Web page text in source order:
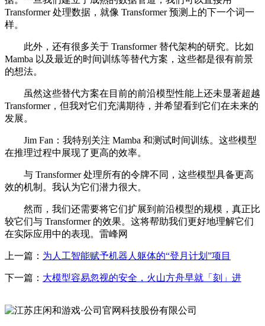
Transformer 处理数据，就像 Transformer 预测上的下一个词一
样。
此外，还有很多关于 Transformer 替代架构的研究。比如
Mamba 以及最近的时间训练等替代方案，这些都是很有前景
的想法。
虽然这些替代方案在目前的前沿模型性能上还未显著超越
Transformer，但我对它们充满期待，并希望看到它们在未来的
发展。
Jim Fan：我特别关注 Mamba 和测试时间训练。这些模型
在推理过程中展现了更高的效率。
与 Transformer 处理所有的令牌不同，这些模型具备更高
效的机制。我认为它们潜力很大。
然而，我们还需要将它们扩展到前沿模型的规模，真正比
较它们与 Transformer 的效果。这将帮助我们更好地理解它们
在实际应用中的表现。雷峰网
上一篇： 为人工智能赋予机器人躯体的“登月计划”项目
下一篇： 大模型容易忽视的安全，火山方舟早就「刻」进